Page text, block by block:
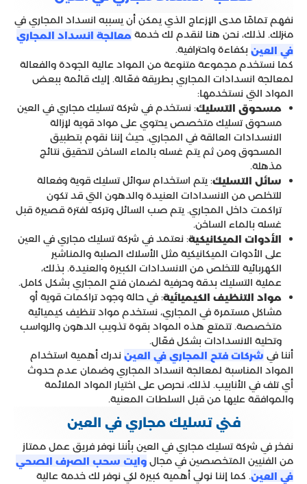
نفهم تمامًا مدى الإزعاج الذي يمكن أن يسببه انسداد المجاري في
منزلك. لذلك، نحن هنا لنقدم لك خدمة معالجة انسداد المجاري
في العين بكفاءة واحترافية.
كما نستخدم مجموعة متنوعة من المواد عالية الجودة والفعالة
لمعالجة انسدادات المجاري بطريقة فعّالة. إليك قائمة ببعض
المواد التي نستخدمها:
مسحوق التسليك: نستخدم في شركة تسليك مجاري في العين
مسحوق تسليك متخصص يحتوي على مواد قوية لإزالة
الانسدادات العالقة في المجاري. حيث إننا نقوم بتطبيق
المسحوق ومن ثم يتم غسله بالماء الساخن لتحقيق نتائج
مذهلة.
سائل التسليك: يتم استخدام سوائل تسليك قوية وفعالة
للتخلص من الانسدادات العنيدة والدهون التي قد تكون
تراكمت داخل المجاري. يتم صب السائل وتركه لفترة قصيرة قبل
غسله بالماء الساخن.
الأدوات الميكانيكية: نعتمد في شركة تسليك مجاري في العين
على الأدوات الميكانيكية مثل الأسلاك الصلبة والمناشير
الكهربائية للتخلص من الانسدادات الكبيرة والعنيدة. بذلك،
عملية التسليك بدقة وحرفية لضمان فتح المجاري بشكل كامل.
مواد التنظيف الكيميائية: في حالة وجود تراكمات قوية أو
مشاكل مستمرة في المجاري، نستخدم مواد تنظيف كيميائية
متخصصة. تتمتع هذه المواد بقوة تذويب الدهون والرواسب
وتحلية الانسدادات بشكل فعّال.
أننا في شركات فتح المجاري في العين ندرك أهمية استخدام
المواد المناسبة لمعالجة انسداد المجاري وضمان عدم حدوث
أي تلف في الأنابيب. لذلك، نحرص على اختيار المواد الملائمة
والموافقة عليها من قبل السلطات المعنية.
‏فني تسليك مجاري في العين
نفخر في شركة تسليك مجاري في العين بأننا نوفر فريق عمل ممتاز
من الفنيين المتخصصين في مجال وايت سحب الصرف الصحي
في العين. كما إننا نولي أهمية كبيرة لكي نوفر لك خدمة عالية